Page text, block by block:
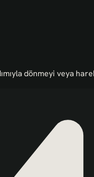
dönmeyi veya